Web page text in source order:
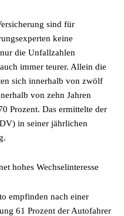
sind für
keine
die Unfallzahlen
immer teurer. Allein die
sich innerhalb von zwölf
von zehn Jahren
Prozent. Das ermittelte der
in seiner jährlichen
hohes Wechselinteresse
empfinden nach einer
61 Prozent der Autofahrer